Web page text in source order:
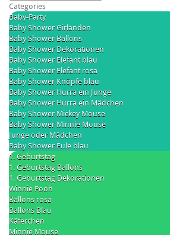
Categories
Baby-Party
Baby Shower Girlanden
Baby Shower Ballons
Baby Shower Dekorationen
Baby Shower Elefant blau
Baby Shower Elefant rosa
Baby Shower Knöpfe blau
Baby Shower Hurra ein Junge
Baby Shower Hurra ein Mädchen
Baby Shower Mickey Mouse
Baby Shower Minnie Mouse
Junge oder Mädchen
Baby Shower Eule blau
1. Geburtstag
1. Geburtstag Ballons
1. Geburtstag Dekorationen
Winnie Pooh
Ballons rosa
Ballons Blau
Käferchen
Minnie Mouse